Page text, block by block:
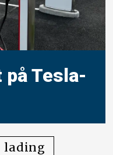
Tesla-
lading